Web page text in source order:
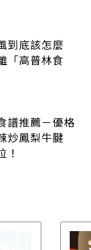
到底該怎麼
「高普林食
譜推薦－優格
炒鳳梨牛腱
！